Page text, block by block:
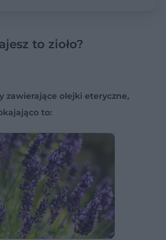
to zioło?
zawierające olejki eteryczne,
to: